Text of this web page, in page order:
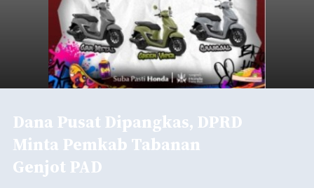
Dana Pusat Dipangkas, DPRD
Minta Pemkab Tabanan
Genjot PAD